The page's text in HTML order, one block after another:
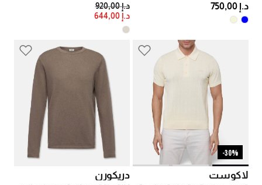
د.إ 750,00
PRICE REDUCED FROM
د.إ 920,00
TO
د.إ 644,00
30%-
لاكوست دريكورن